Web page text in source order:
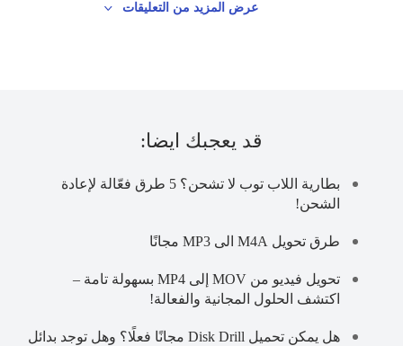
عرض المزيد من التعليقات
قد يعجبك ايضا:
بطارية اللاب توب لا تشحن؟ 5 طرق فعّالة لإعادة
الشحن!
طرق تحويل M4A الى MP3 مجانًا
تحويل فيديو من MOV إلى MP4 بسهولة تامة –
اكتشف الحلول المجانية والفعالة!
هل يمكن تحميل Disk Drill مجانًا فعلًا؟ وهل توجد بدائل